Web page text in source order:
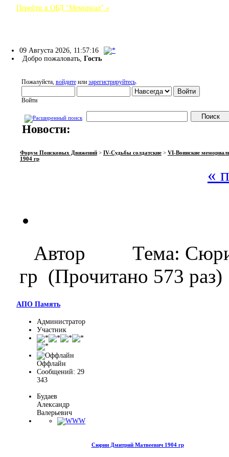
Перейти в ОБД "Мемориал" »
09 Августа 2026, 11:57:16
Добро пожаловать,Гость
Пожалуйста, войдитеили зарегистрируйтесь.
Войти
Новости:
Форум Поисковых Движений> IV-Судьбы солдатские> VI-Воинские
1904 гр
«
Автор
Тема:
гр (Прочитано 573 раз)
АПО Память
Администратор
Участник
Оффлайн
Сообщений: 29
343
Будаев
Александр
Валерьевич
Сюрин Дмитрий Матвеевич 1904 гр